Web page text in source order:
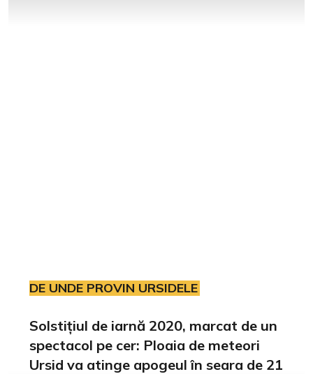
DE UNDE PROVIN URSIDELE
Solstițiul de iarnă 2020, marcat de un
spectacol pe cer: Ploaia de meteori
Ursid va atinge apogeul în seara de 21